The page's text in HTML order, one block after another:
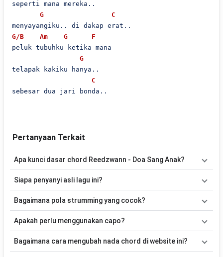
seperti mana mereka..
G
C
G/B
Am G
F
peluk tubuhku ketika mana
G
telapak kakiku hanya..
C
sebesar dua jari bonda..
Pertanyaan Terkait
Apa kunci dasar chord Reedzwann - Doa Sang Anak?
Am, Dm, Fm, E. Versi chord ini telah disederhanakan sehingga
belajar memainkan lagu ini.
Siapa penyanyi asli lagu ini?
Reedzwann. Pada halaman ini tersedia versi chord gitar yang lebih
Bagaimana pola strumming yang cocok?
acuan, kamu dapat menggunakan pola
laguDoa Sang Anak.
Apakah perlu menggunakan capo?
kunci dasarF. Jika ingin mengikuti nada asli penyanyi, kamu dapat
Bagaimana cara mengubah nada chord di website ini?